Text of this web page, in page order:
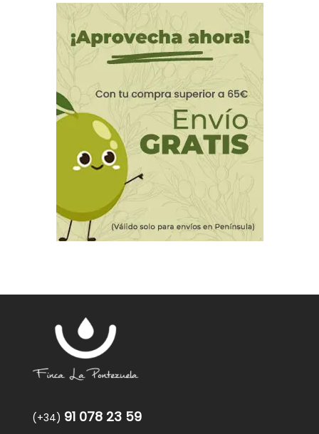
(+34) 91 078 23 59